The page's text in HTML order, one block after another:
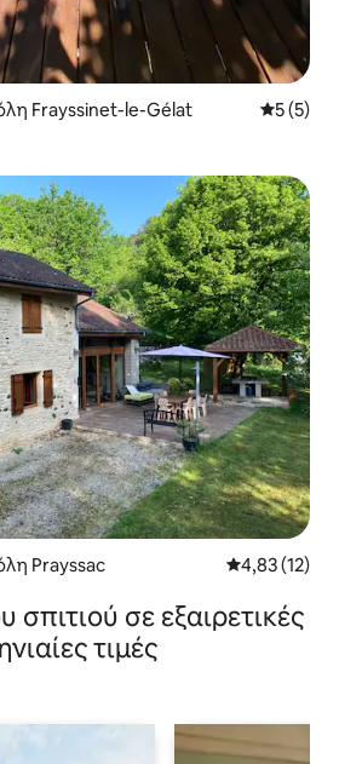
Frayssinet-le-Gélat Μέση
5 (5)
Prayssac Μέση
4,83 (12)
σπιτιού σε εξαιρετικές
τιμές